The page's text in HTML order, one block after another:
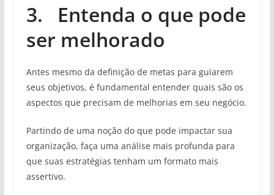
3. Entenda o que pode
ser melhorado
Antes mesmo da definição de metas para guiarem
seus objetivos, é fundamental entender quais são os
aspectos que precisam de melhorias em seu negócio.
Partindo de uma noção do que pode impactar sua
organização, faça uma análise mais profunda para
que suas estratégias tenham um formato mais
assertivo.